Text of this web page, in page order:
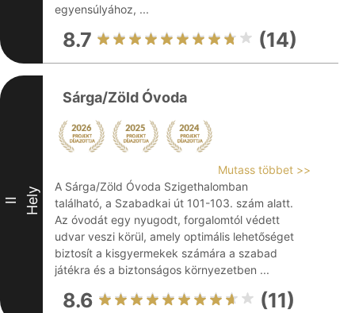
egyensúlyához, ...
8.7 (14)
II Hely
Sárga/Zöld Óvoda
Mutass többet >>
A Sárga/Zöld Óvoda Szigethalomban
található, a Szabadkai út 101-103. szám alatt.
Az óvodát egy nyugodt, forgalomtól védett
udvar veszi körül, amely optimális lehetőséget
biztosít a kisgyermekek számára a szabad
játékra és a biztonságos környezetben ...
8.6 (11)